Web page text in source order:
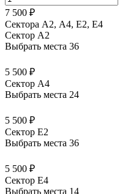
7 500 ₽
Сектора А2, А4, Е2, Е4
Сектор A2
Выбрать места 36
5 500 ₽
Сектор A4
Выбрать места 24
5 500 ₽
Сектор E2
Выбрать места 36
5 500 ₽
Сектор E4
Выбрать места 14